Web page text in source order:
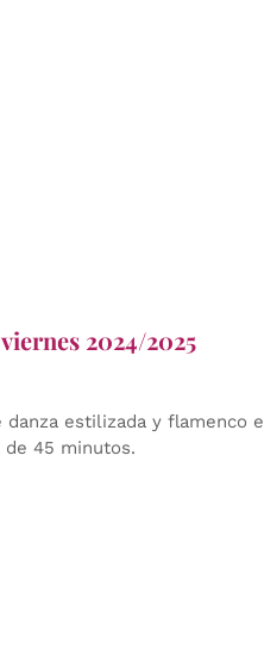
2024/2025
estilizada y flamenco
de 45 minutos.